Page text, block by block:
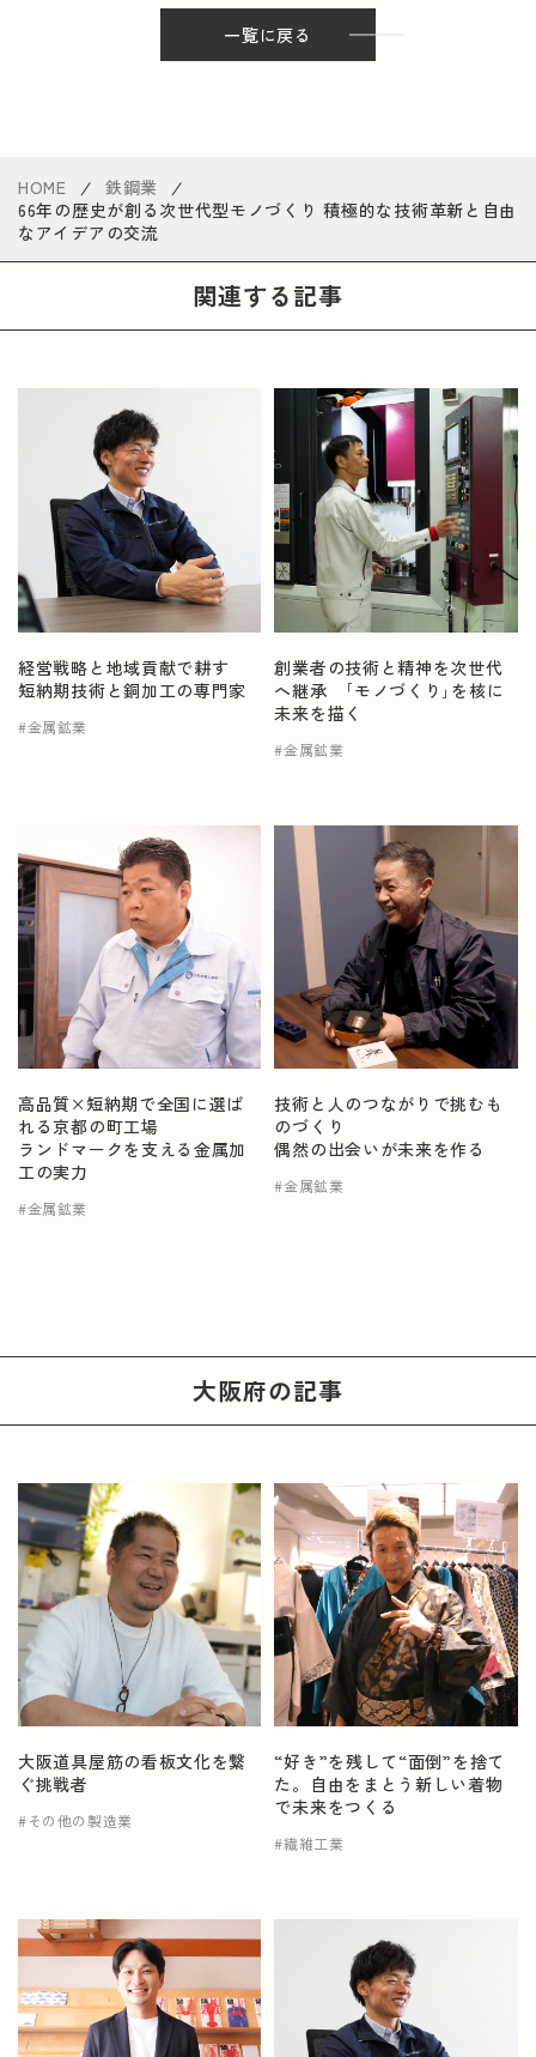
一覧に戻る
HOME
鉄鋼業
66年の歴史が創る次世代型モノづくり 積極的な技術革新と自由
なアイデアの交流
関連する記事
経営戦略と地域貢献で耕す
短納期技術と銅加工の専門家
金属鉱業
創業者の技術と精神を次世代
へ継承 ｢モノづくり｣を核に
未来を描く
金属鉱業
高品質×短納期で全国に選ば
れる京都の町工場
ランドマークを支える金属加
工の実力
金属鉱業
技術と人のつながりで挑むも
のづくり
偶然の出会いが未来を作る
金属鉱業
大阪府の記事
大阪道具屋筋の看板文化を繋
ぐ挑戦者
その他の製造業
“好き”を残して“面倒”を捨て
た。自由をまとう新しい着物
で未来をつくる
繊維工業